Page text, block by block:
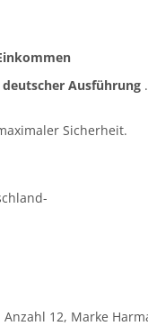
deutscher Ausführung .
Sicherheit.
12, Marke